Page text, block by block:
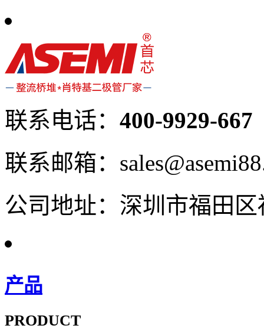
联系电话： 400-9929-667
联系邮箱：
公司地址：深圳市福田
产品
PRODUCT